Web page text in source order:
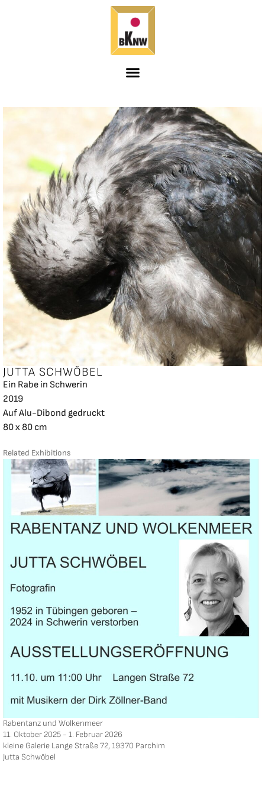
JUTTA SCHWÖBEL
Ein Rabe in Schwerin
2019
Auf Alu-Dibond gedruckt
80 x 80 cm
Related Exhibitions
Rabentanz und Wolkenmeer
11. Oktober 2025 - 1. Februar 2026
kleine Galerie Lange Straße 72, 19370 Parchim
Jutta Schwöbel